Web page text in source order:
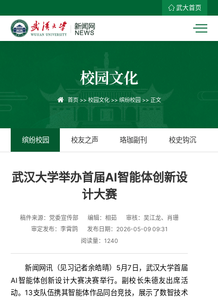
武大首页
校园文化
首页>> 校园文化>> 缤纷校园 >> 正文
缤纷校园 校友之声 珞珈副刊 校史钩沉
武汉大学举办首届AI智能体创新设
计大赛
稿件来源：党委宣传部 编辑：相茹
审核：吴江龙、肖珊
审定发布：李霄鹍
发布日期：2026-05-09 09:31
阅读量： 1240
新闻网讯（见习记者余皓晴）5月7日，武汉大学首届
AI智能体创新设计大赛决赛举行。副校长朱德友出席活
动。13支队伍携其智能体作品同台竞技，展示了数智技术